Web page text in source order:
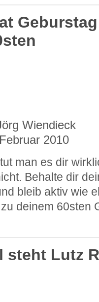
Wiendieck
2010
man es dir
Behalte dir
bleib aktiv wie
deinem 60sten
steht Lutz